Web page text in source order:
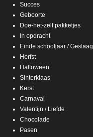
Succes
Geboorte
Doe-het-zelf pakketjes
In opdracht
Einde schooljaar /
Herfst
Halloween
Sinterklaas
Kerst
Carnaval
Valentijn / Liefde
Chocolade
Pasen